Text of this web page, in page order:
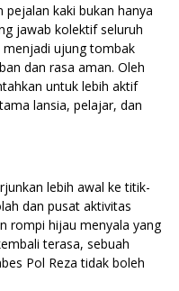
kaki bukan hanya
jawab kolektif seluruh
ujung tombak
dan rasa aman. Oleh
untuk lebih aktif
lansia, pelajar, dan
lebih awal ke titik-
dan pusat aktivitas
rompi hijau menyala yang
terasa, sebuah
Pol Reza tidak boleh